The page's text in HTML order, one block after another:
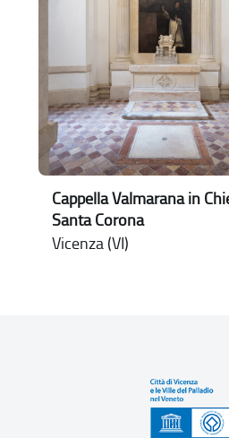
Cappella Valmarana in
Santa Corona
Vicenza (VI)